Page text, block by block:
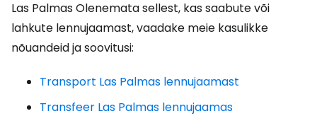
Las Palmas Olenemata sellest, kas saabute või
lahkute lennujaamast, vaadake meie kasulikke
nõuandeid ja soovitusi:
Transport Las Palmas lennujaamast
Transfeer Las Palmas lennujaamas